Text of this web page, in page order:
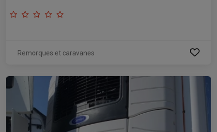
Remorques et caravanes